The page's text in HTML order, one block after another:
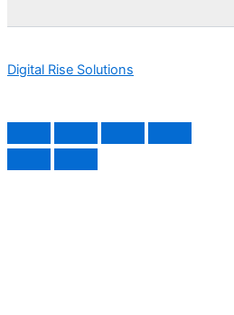
Digital Rise Solutions